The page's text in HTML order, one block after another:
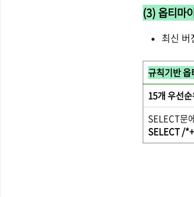
(3) 옵티마
최신
규칙기반
15개 우선
SELECT문
SELECT /